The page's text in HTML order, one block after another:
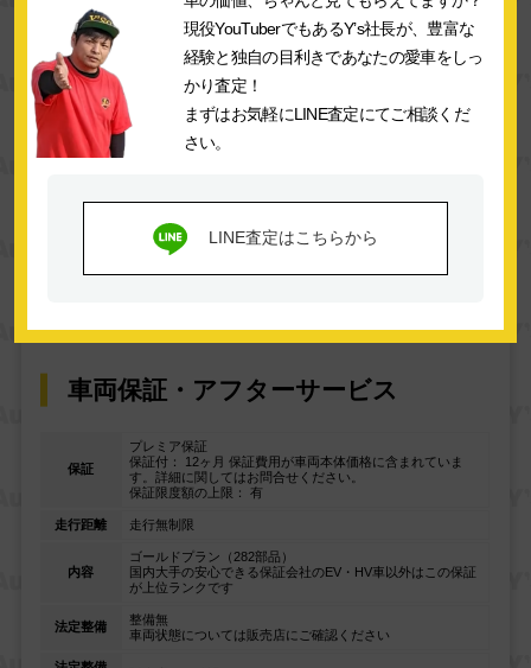
安全装備エリア
横滑り防止装置
オートマチックハイビー
頸部衝撃緩和ヘッドレス
ト
車両保証・アフターサービス
保証
プレミア保証
保証付： 12ヶ月 保証費用が車両本体価格に含まれていま
す。詳細に関してはお問合せください。
保証限度額の上限： 有
走行距離 走行無制限
内容
ゴールドプラン（282部品）
国内大手の安心できる保証会社のEV・HV車以外はこの保証
が上位ランクです
法定整備
整備無
車両状態については販売店にご確認ください
現役YouTuberでもあるY’s社長が、豊富な
経験と独自の目利きであなたの愛車をしっ
かり査定！
まずはお気軽にLINE査定にてご相談くだ
さい。
LINE査定はこちらから